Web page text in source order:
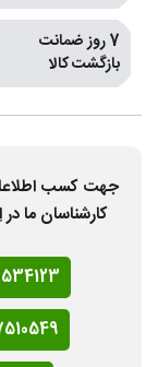
7 روز ضمانت
بازگشت کالا
جهت کسب
کارشناسان ما